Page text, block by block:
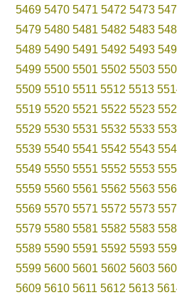
5469 5470 5471 5472 5473
5479 5480 5481 5482 5483
5489 5490 5491 5492 5493
5499 5500 5501 5502 5503
5509 5510 5511 5512 5513
5519 5520 5521 5522 5523
5529 5530 5531 5532 5533
5539 5540 5541 5542 5543
5549 5550 5551 5552 5553
5559 5560 5561 5562 5563
5569 5570 5571 5572 5573
5579 5580 5581 5582 5583
5589 5590 5591 5592 5593
5599 5600 5601 5602 5603
5609 5610 5611 5612 5613